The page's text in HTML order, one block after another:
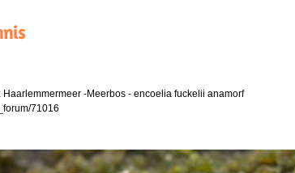
Haarlemmermeer -Meerbos - encoelia fuckelii anamorf
71016